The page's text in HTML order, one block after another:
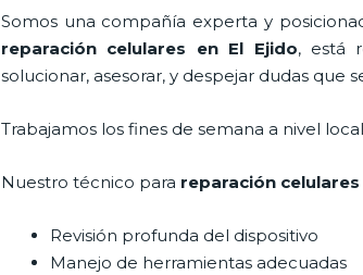
Somos una compañía experta y
reparación celulares en El Ejido, está
solucionar, asesorar, y despejar dudas que
Trabajamos los fines de semana a nivel
Nuestro técnico para reparación celulares
Revisión profunda del dispositivo
Manejo de herramientas adecuadas